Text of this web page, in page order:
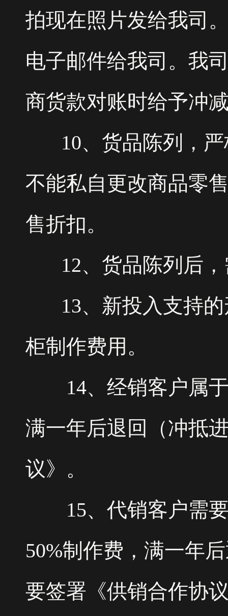
拍现在照片发给我司
电子邮件给我司。我
商货款对账时给予冲
10、货品陈列，严
不能私自更改商品零
售折扣。
12、货品陈列后，
13、新投入支持的
柜制作费用。
14、经销客户属于
满一年后退回（冲抵
议》。
15、代销客户需要
50%制作费，满一年
要签署《供销合作协